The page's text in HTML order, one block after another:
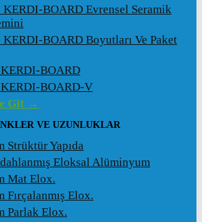
BOARD Evrensel Seramik
BOARD Boyutları Ve Paket
BOARD
BOARD-V
Git →
VE UZUNLUKLAR
Strüktür Yapıda
Eloksal Alüminyum
Mat Elox.
Elox.
Parlak Elox.